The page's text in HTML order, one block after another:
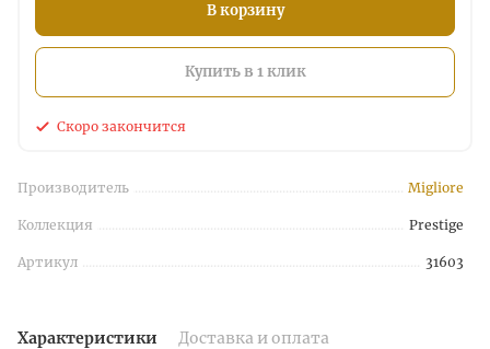
В корзину
Купить в 1 клик
Скоро закончится
Производитель Migliore
Коллекция Prestige
Артикул 31603
Характеристики Доставка и оплата